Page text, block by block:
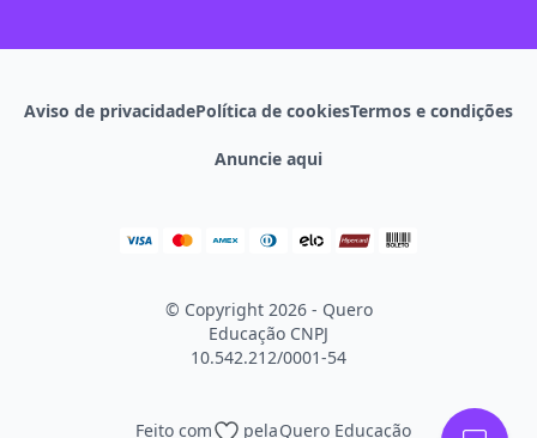
Aviso de privacidadePolítica de cookiesTermos e condições
Anuncie aqui
© Copyright 2026 - Quero
Educação CNPJ
10.542.212/0001-54
Feito com pelaQuero Educação